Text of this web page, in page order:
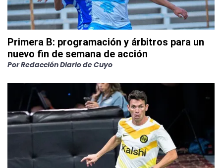
Primera B: programación y árbitros para un
nuevo fin de semana de acción
PorRedacción Diario de Cuyo